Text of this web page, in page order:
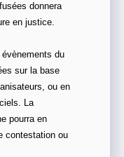
donnera
en justice.
évènements du
sur la base
ou en
La
pourra en
contestation ou